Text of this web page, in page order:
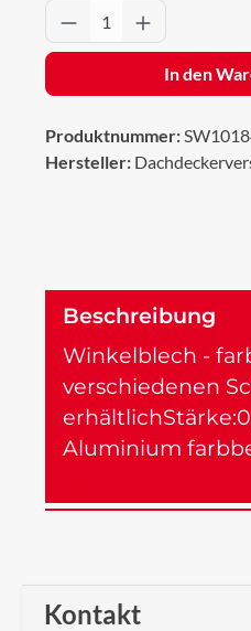
Produkt Anzahl:
In den
Produktnummer:
Hersteller:
Beschreibung
Winkelblech -
verschiedenen
Aluminium
Kontakt